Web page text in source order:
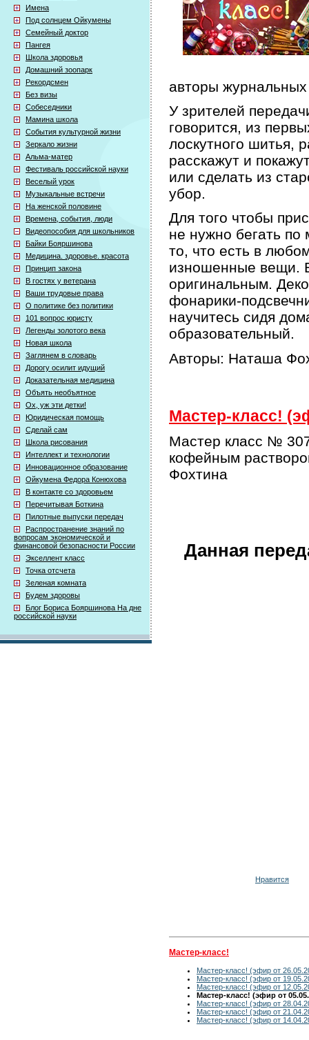
Имена
Под солнцем Ойкумены
Семейный доктор
Пангея
Школа здоровья
Домашний зоопарк
Рекордсмен
Без визы
Собеседники
Мамина школа
События культурной жизни
Зеркало жизни
Альма-матер
Фестиваль российской науки
Веселый урок
Музыкальные встречи
На женской половине
Времена, события, люди
Видеопособия для школьников
Байки Бояршинова
Медицина. здоровье. красота
Принцип закона
В гостях у ветерана
Ваши трудовые права
О политике без политики
101 вопрос юристу
Легенды золотого века
Новая школа
Заглянем в словарь
Дорогу осилит идущий
Доказательная медицина
Объять необъятное
Ох, уж эти детки!
Юридическая помощь
Сделай сам
Школа рисования
Интеллект и технологии
Инновационное образование
Ойкумена Федора Конюхова
В контакте со здоровьем
Перечитывая Боткина
Пилотные выпуски передач
Распространение знаний по
вопросам экономической и
финансовой безопасности России
Экселлент класс
Точка отсчета
Зеленая комната
Будем здоровы
Блог Бориса Бояршинова На дне
российской науки
авторы журнальных
У зрителей
говорится, из
лоскутного шитья,
расскажут и
или сделать из
убор.
Для того чтобы
не нужно бегать по
то, что есть в
изношенные вещи.
оригинальным.
фонарики-
научитесь сидя
образовательный.
Авторы: Наташа
Мастер-класс!
Мастер класс №
кофейным
Фохтина
Данная
Нравится
Мастер-класс!
Мастер-класс! (эфир от
Мастер-класс! (эфир от
Мастер-класс! (эфир от
Мастер-класс! (эфир от
Мастер-класс! (эфир от
Мастер-класс! (эфир от
Мастер-класс! (эфир от